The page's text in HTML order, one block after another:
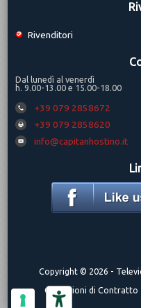
Rivenditori
Dal lunedì al venerdì
h. 9.00-13.00 e 15.00-18.00
+39 079 2858672
+39 079 2858620
info@capitanhostino.it
Copyright © 2026 -
Condizioni di Contratto